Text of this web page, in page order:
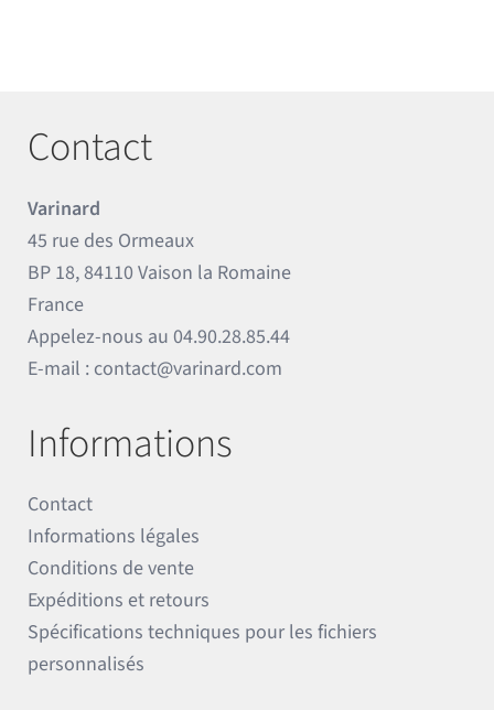
Contact
Varinard
45 rue des Ormeaux
BP 18, 84110 Vaison la Romaine
France
Appelez-nous au04.90.28.85.44
E-mail : contact@varinard.com
Informations
Contact
Informations légales
Conditions de vente
Expéditions et retours
Spécifications techniques pour les fichiers
personnalisés